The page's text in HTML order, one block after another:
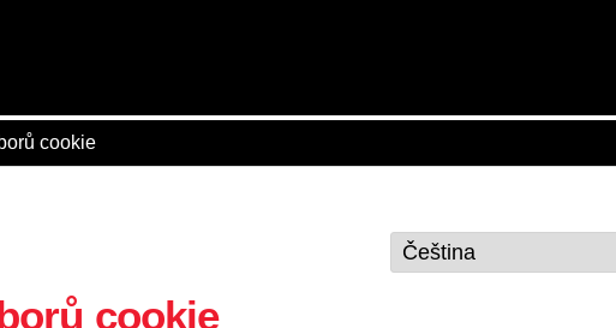
cookie
cookie